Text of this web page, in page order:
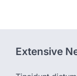
Extensive